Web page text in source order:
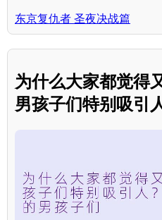
东京复仇者 圣夜决战篇
为什么大家都觉得
男孩子们特别吸引